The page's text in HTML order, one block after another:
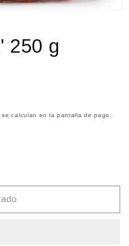
250 g
se calculan en la pantalla de pago.